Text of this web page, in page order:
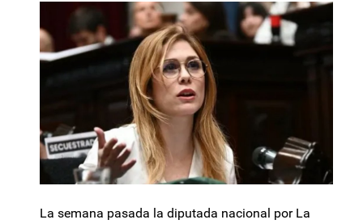
La semana pasada la diputada nacional por La